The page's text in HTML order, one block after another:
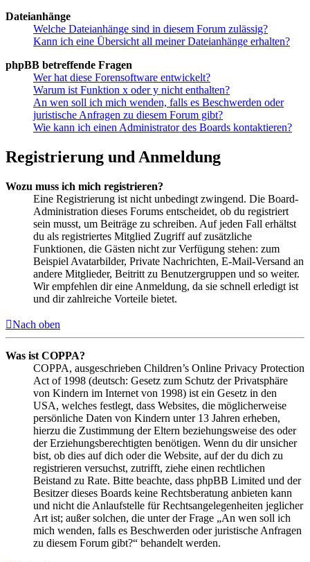
Dateianhänge
Welche Dateianhänge sind in diesem Forum zulässig?
Kann ich eine Übersicht all meiner Dateianhänge erhalten?
phpBB betreffende Fragen
Wer hat diese Forensoftware entwickelt?
Warum ist Funktion x oder y nicht enthalten?
An wen soll ich mich wenden, falls es Beschwerden oder
juristische Anfragen zu diesem Forum gibt?
Wie kann ich einen Administrator des Boards kontaktieren?
Registrierung und Anmeldung
Wozu muss ich mich registrieren?
Eine Registrierung ist nicht unbedingt zwingend. Die Board-
Administration dieses Forums entscheidet, ob du registriert
sein musst, um Beiträge zu schreiben. Auf jeden Fall erhältst
du als registriertes Mitglied Zugriff auf zusätzliche
Funktionen, die Gästen nicht zur Verfügung stehen: zum
Beispiel Avatarbilder, Private Nachrichten, E-Mail-Versand an
andere Mitglieder, Beitritt zu Benutzergruppen und so weiter.
Wir empfehlen dir eine Anmeldung, da sie schnell erledigt ist
und dir zahlreiche Vorteile bietet.
Nach oben
Was ist COPPA?
COPPA, ausgeschrieben Children’s Online Privacy Protection
Act of 1998 (deutsch: Gesetz zum Schutz der Privatsphäre
von Kindern im Internet von 1998) ist ein Gesetz in den
USA, welches festlegt, dass Websites, die möglicherweise
persönliche Daten von Kindern unter 13 Jahren erheben,
hierzu die Zustimmung der Eltern beziehungsweise des oder
der Erziehungsberechtigten benötigen. Wenn du dir unsicher
bist, ob dies auf dich oder die Website, auf der du dich zu
registrieren versuchst, zutrifft, ziehe einen rechtlichen
Beistand zu Rate. Bitte beachte, dass phpBB Limited und der
Besitzer dieses Boards keine Rechtsberatung anbieten kann
und nicht die Anlaufstelle für Rechtsangelegenheiten jeglicher
Art ist; außer solchen, die unter der Frage „An wen soll ich
mich wenden, falls es Beschwerden oder juristische Anfragen
zu diesem Forum gibt?“ behandelt werden.